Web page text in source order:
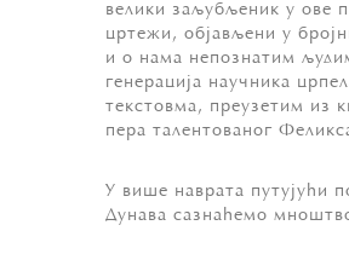
велики заљубљеник у ове
цртежи, објављени у
и о нама непознатим
генерација научника
текстовма, преузетим из
пера талентованог
У више наврата путујући
Дунава сазнаћемо